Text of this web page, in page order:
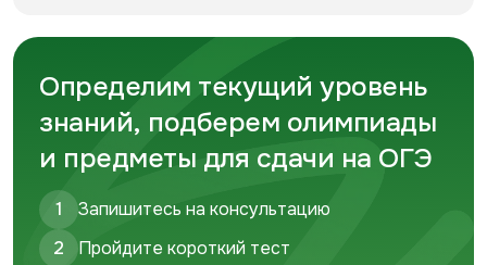
Определим текущий уровень
знаний, подберем олимпиады
и предметы для сдачи на ОГЭ
1
Запишитесь на консультацию
2
Пройдите короткий тест